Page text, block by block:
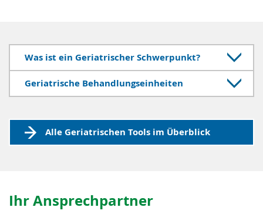
Was ist ein Geriatrischer Schwerpunkt?
Geriatrische Behandlungseinheiten
Alle Geriatrischen Tools im Überblick
Ihr Ansprechpartner